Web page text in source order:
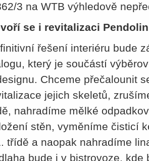
3 na WTB výhledově
se i revitalizaci
řešení interiéru bude
který je součástí
Chceme přečalounit
jejich skeletů,
nahradíme mělké
stěn, vyměníme čisticí
třídě a naopak nahradíme
bude i v bistrovoze, kde